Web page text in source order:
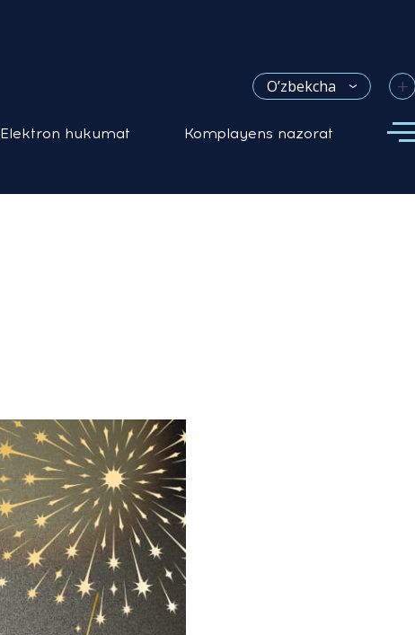
O’zbekcha +
Elektron hukumat Komplayens nazorat